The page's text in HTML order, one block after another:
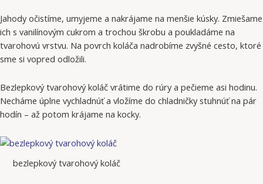
Jahody očistíme, umyjeme a nakrájame na menšie kúsky. Zmiešame
ich s vanilínovým cukrom a trochou škrobu a poukladáme na
tvarohovú vrstvu. Na povrch koláča nadrobíme zvyšné cesto, ktoré
sme si vopred odložili.
Bezlepkový tvarohový koláč vrátime do rúry a pečieme asi hodinu.
Necháme úplne vychladnúť a vložíme do chladničky stuhnúť na pár
hodín – až potom krájame na kocky.
bezlepkový tvarohový koláč